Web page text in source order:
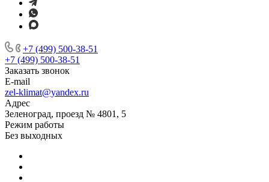
+7 (499) 500-38-51
+7 (499) 500-38-51
Заказать звонок
E-mail
zel-klimat@yandex.ru
Адрес
Зеленоград, проезд № 4801, 5
Режим работы
Без выходных